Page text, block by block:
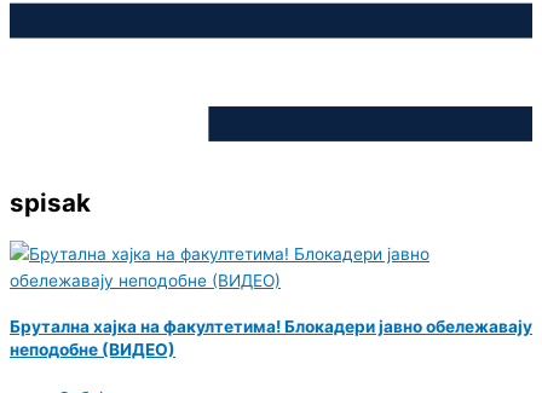
spisak
Брутална хајка на факултетима! Блокадери јавно обележавају
неподобне (ВИДЕО)